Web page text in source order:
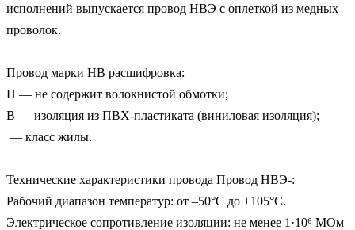
исполнений выпускается провод НВЭ с оплеткой из медных
проволок.
Провод марки НВ расшифровка:
Н — не содержит волокнистой обмотки;
В — изоляция из ПВХ-пластиката (виниловая изоляция);
Технические характеристики провода Провод НВЭ-:
Рабочий диапазон температур: от –50°С до +105°С.
Электрическое сопротивление изоляции: не менее 1·10⁶ МОм